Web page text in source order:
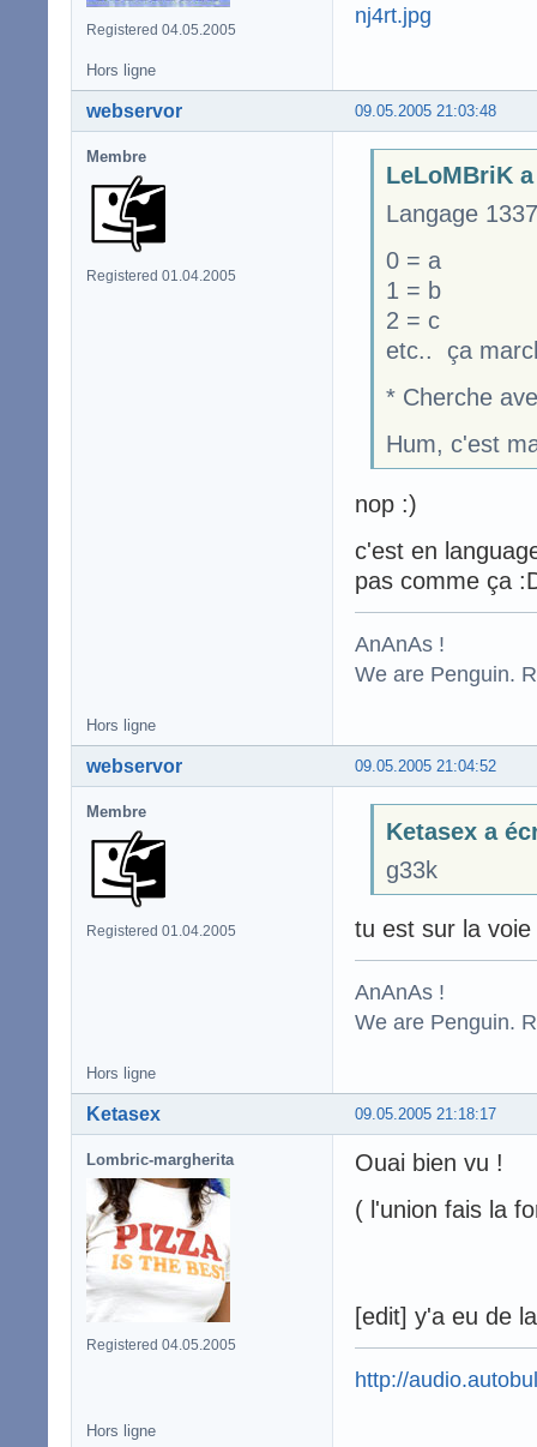
Registered 04.05.2005
Hors ligne
09.05.2005 21:03:48
webservor
Membre
Registered 01.04.2005
LeLoMBriK
Langage
0 = a
1 = b
2 = c
etc.. ça
* Cherche
Hum, c'est
nop :)
c'est en
pas comme ça
AnAnAs !
We are Penguin.
Hors ligne
09.05.2005 21:04:52
webservor
Membre
Registered 01.04.2005
Ketasex a
g33k
tu est sur la
AnAnAs !
We are Penguin.
Hors ligne
09.05.2005 21:18:17
Ketasex
Lombric-margherita
Registered 04.05.2005
Ouai bien vu !
( l'union fais la
[edit] y'a eu de
http://
Hors ligne